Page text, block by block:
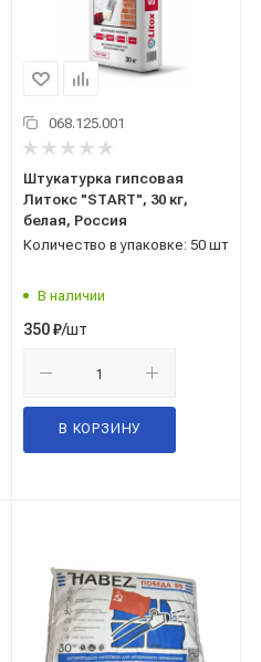
068.125.001
Штукатурка гипсовая
Литокс "START", 30 кг,
белая, Россия
Количество в упаковке: 50 шт
В наличии
350₽/шт
В КОРЗИНУ